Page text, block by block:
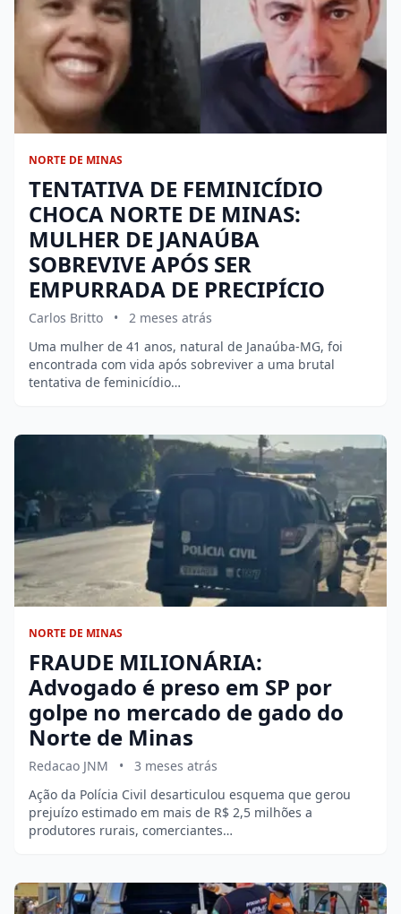
NORTE DE MINAS
TENTATIVA DE FEMINICÍDIO
CHOCA NORTE DE MINAS:
MULHER DE JANAÚBA
SOBREVIVE APÓS SER
EMPURRADA DE PRECIPÍCIO
Carlos Britto •
2 meses atrás
Uma mulher de 41 anos, natural de Janaúba-MG, foi
encontrada com vida após sobreviver a uma brutal
tentativa de feminicídio…
NORTE DE MINAS
FRAUDE MILIONÁRIA:
Advogado é preso em SP por
golpe no mercado de gado do
Norte de Minas
Redacao JNM •
3 meses atrás
Ação da Polícia Civil desarticulou esquema que gerou
prejuízo estimado em mais de R$ 2,5 milhões a
produtores rurais, comerciantes…